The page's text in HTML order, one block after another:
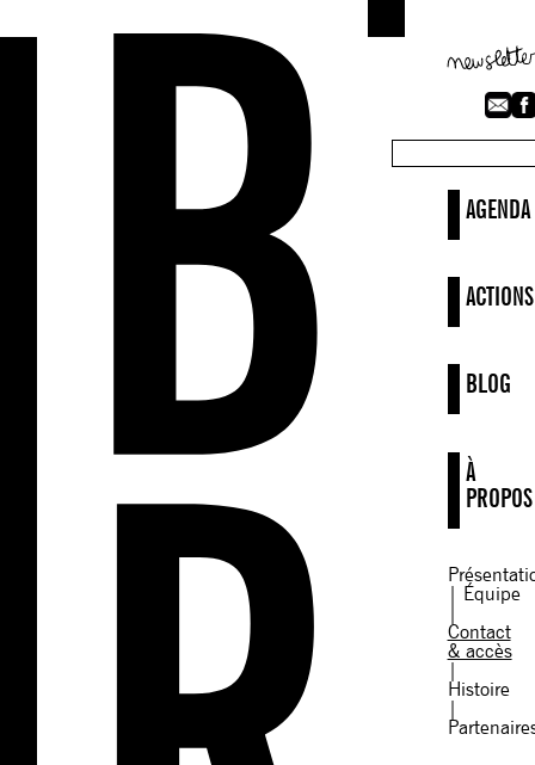
AGENDA
ACTIONS
BLOG
À
PROPOS
| Équipe
Contact
& accès
|
Histoire
|